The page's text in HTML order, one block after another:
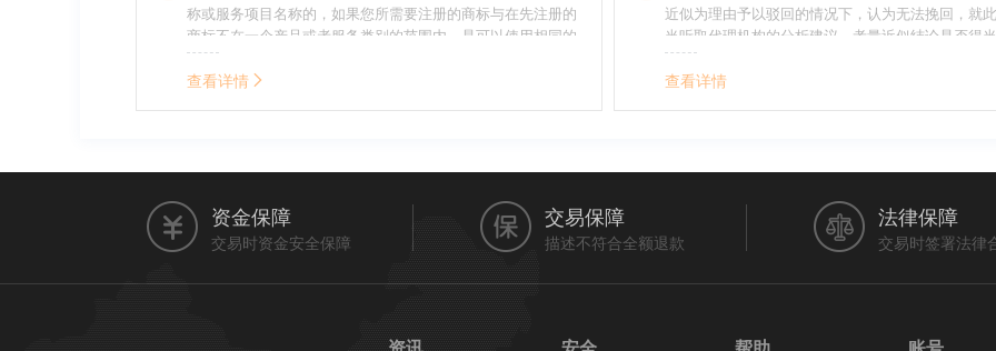
称或服务项目名称的，如果您所需要注册的商标与在先注册的
商标不在一个产品或者服务类别的范围内，是可以使用相同的
名称的。希望我的回答能帮到您。
查看详情
近似为理由予以驳回的情况下，认为无法挽回，就
当听取代理机构的分析建议，考量近似结论是否得
最终决定是选择放弃还是进行复审，从而最大限度
利益（很多商标最后取得成功都是复审争取来的，
查看详情
资金保障
交易时资金安全保障
交易保障
描述不符合全额退款
法律保障
交易时签署法律